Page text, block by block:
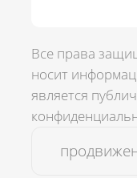
г. Москва
+7(926) 210-
+7(901) 794-
Все права
носит
является